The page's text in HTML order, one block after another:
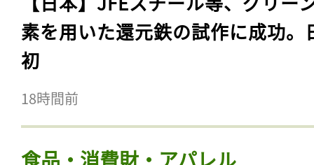
素を用いた還元鉄の試作に成功。
初
18時間前